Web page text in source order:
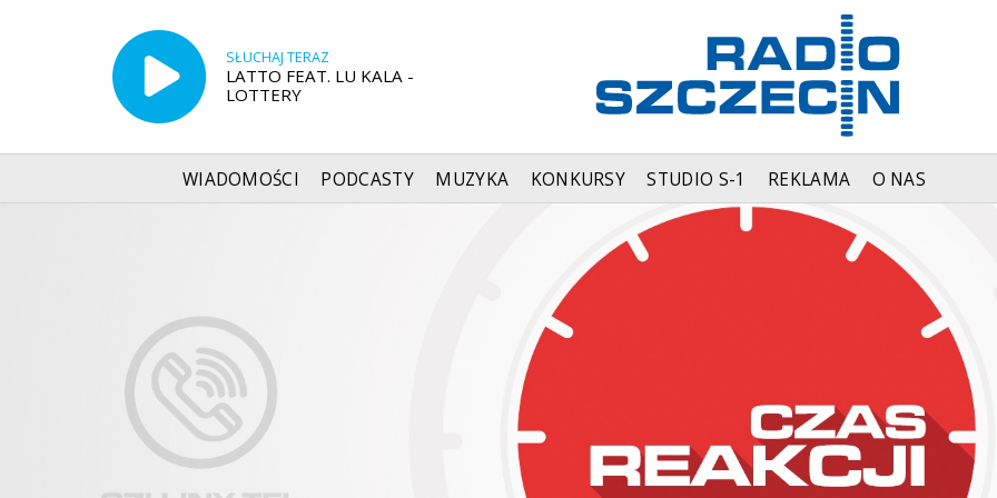
SŁUCHAJ TERAZ
LATTO FEAT. LU KALA -
LOTTERY
WIADOMOŚCI PODCASTY MUZYKA KONKURSY STUDIO S-1 REKLAMA O NAS